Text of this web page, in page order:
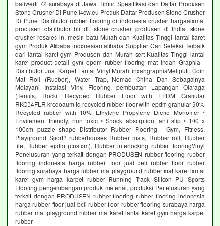
baliwerti 72 surabaya di Jawa Timur. Spesifikasi dan Daftar Produsen
Stone Crusher Di Pune l4cw.eu Produk Daftar Produsen Stone Crusher
Di Pune Distributor rubber flooring di indonesia crusher hargaalamat
produsen distributor bir di. stone crusher produsen di india. stone
crusher resales in. mesin batu Murah dan Kualitas Tinggi lantai karet
gym Produk Alibaba indonesian.alibaba Supplier Cari Seleksi Terbaik
dari lantai karet gym Produsen dan Murah sert Kualitas Tinggi lantai
karet product detail gym epdm rubber flooring mat Indah Graphia |
Distributor Jual Karpet Lantai Vinyl Murah indahgraphiaMeliputi: Coin
Mat Roll (Rubber), Water Trap, Nomad China Dan Sebagainya
Melayani Instalasi Vinyl Flooring, pembuatan Lapangan Olaraga
(Tennis, Rockit Recycled Rubber Floor with EPDM Granular
RKC04FLR kredoaum id recycled rubber floor with epdm granular 90%
Recycled rubber with 10% Ethylene Propylene Diene Monomer •
Envirement friendly, non toxic • Shock absorption, anti slip • 100 x
100cm puzzle shape Distributor Rubber Flooring | Gym, Fitness,
Playground Sport? rubberhouses Rubber mats, Rubber roll, Rubber
tile, Rubber epdm (custom), Rubber interlocking rubber flooringVinyl
Penelusuran yang terkait dengan PRODUSEN rubber flooring rubber
flooring indonesia harga rubber floor jual beli rubber floor rubber
flooring surabaya harga rubber mat playground rubber mat karet lantai
karet gym harga karpet rubber Running Track Silicon PU Sports
Flooring pengembangan produk material, produksi Penelusuran yang
terkait dengan PRODUSEN rubber flooring rubber flooring indonesia
harga rubber floor jual beli rubber floor rubber flooring surabaya harga
rubber mat playground rubber mat karet lantai karet gym harga karpet
rubber